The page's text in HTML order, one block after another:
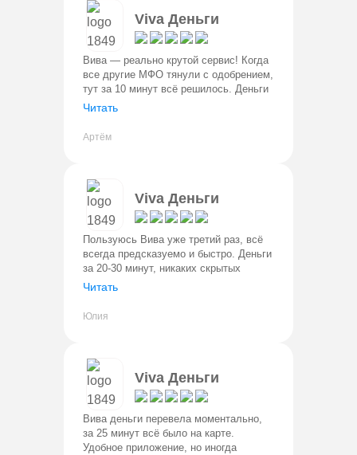
варианты получения денег. Например,
заявитель может заказать перечисление на
банковскую карту. Средства зачисляются
моментально. Также, организация выдаёт
деньги на расчётные счета и электронные
кошельки. Однако, на счёт деньги могут идти
Viva Деньги
Вива — реально крутой сервис! Когда
все другие МФО тянули с одобрением,
тут за 10 минут всё решилось. Деньги
на карте через 25 минут. Очень
Читать
Артём
Viva Деньги
Пользуюсь Вива уже третий раз, всё
всегда предсказуемо и быстро. Деньги
за 20-30 минут, никаких скрытых
комиссий. Минус — высокие ставки,
Читать
Юлия
Viva Деньги
Вива деньги перевела моментально,
за 25 минут всё было на карте.
Удобное приложение, но иногда